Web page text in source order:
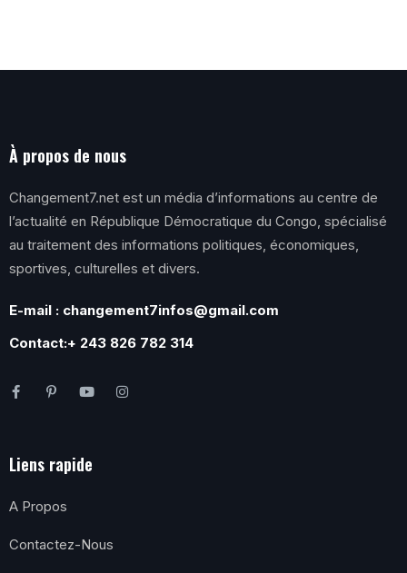
À propos de nous
Changement7.net est un média d’informations au centre de
l’actualité en République Démocratique du Congo, spécialisé
au traitement des informations politiques, économiques,
sportives, culturelles et divers.
E-mail : changement7infos@gmail.com
Contact:+ 243 826 782 314
Liens rapide
A Propos
Contactez-Nous